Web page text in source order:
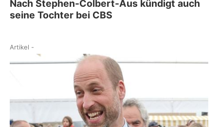
Nach Stephen-Colbert-Aus kündigt auch
seine Tochter bei CBS
Artikel -